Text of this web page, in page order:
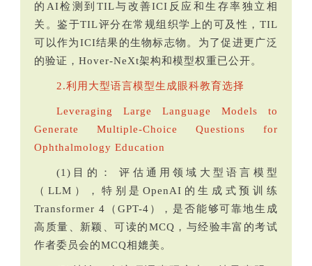
的AI检测到TIL与改善ICI反应和生存率独立相
关。鉴于TIL评分在常规组织学上的可及性，TIL
可以作为ICI结果的生物标志物。为了促进更广泛
的验证，Hover-NeXt架构和模型权重已公开。
2.利用大型语言模型生成眼科教育选择
Leveraging Large Language Models to
Generate Multiple-Choice Questions for
Ophthalmology Education
(1)目的： 评估通用领域大型语言模型
（LLM），特别是OpenAI的生成式预训练
Transformer 4（GPT-4），是否能够可靠地生成
高质量、新颖、可读的MCQ，与经验丰富的考试
作者委员会的MCQ相媲美。